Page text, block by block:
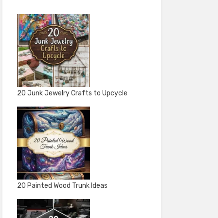
20 Junk Jewelry Crafts to Upcycle
20 Painted Wood Trunk Ideas